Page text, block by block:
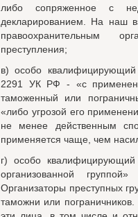
либо сопряженное с
декларированием. На наш
правоохранительным
преступления;
в) особо квалифицирующий
2291 УК РФ - «с
таможенный или
«либо угрозой его
не менее действенным
применяется чаще, чем
г) особо квалифицирующий
организованной
Организаторы преступных
таможни или